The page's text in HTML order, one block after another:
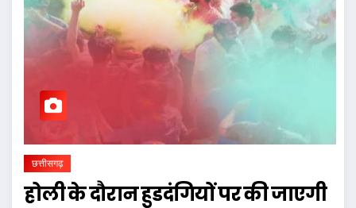
छत्तीसगढ़
होली के दौरान हुडदंगियों पर की जाएगी